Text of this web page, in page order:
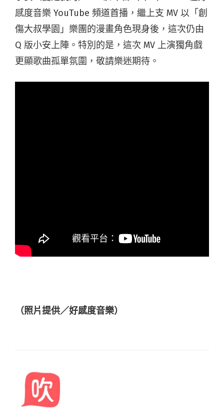
感度音樂 YouTube 頻道首播，繼上支 MV 以「創
傷大叔學園」樂團的漫畫角色現身後，這次仍由
Q 版小安上陣。特別的是，這次 MV 上演獨角戲
更顯歌曲孤單氛圍，敬請樂迷期待。
（照片提供／好感度音樂）